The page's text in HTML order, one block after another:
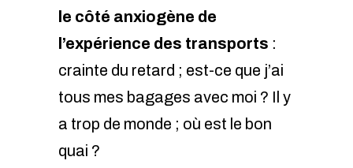
le côté anxiogène de
l’expérience des transports :
crainte du retard ; est-ce que j’ai
tous mes bagages avec moi ? Il y
a trop de monde ; où est le bon
quai ?